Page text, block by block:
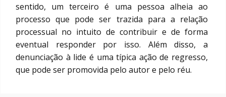
sentido, um terceiro é uma pessoa alheia ao
processo que pode ser trazida para a relação
processual no intuito de contribuir e de forma
eventual responder por isso. Além disso, a
denunciação à lide é uma típica ação de regresso,
que pode ser promovida pelo autor e pelo réu.